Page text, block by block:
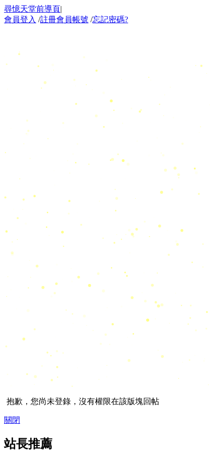
尋憶天堂前導頁|
會員登入 /註冊會員帳號 /忘記密碼?
抱歉，您尚未登錄，沒有權限在該版塊回帖
關閉
站長推薦